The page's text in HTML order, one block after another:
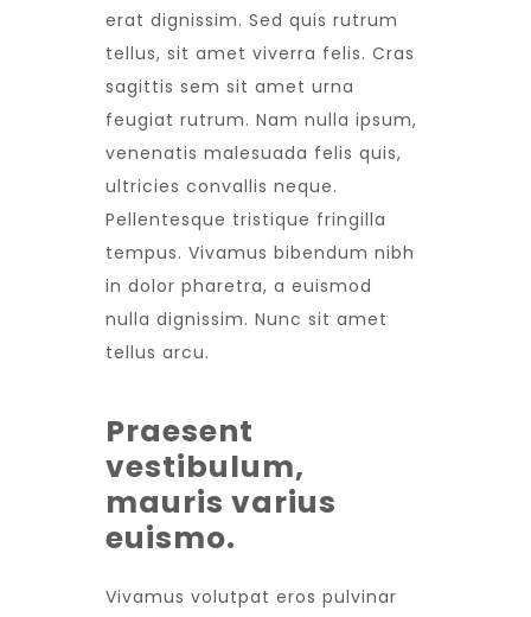
erat dignissim. Sed quis rutrum
tellus, sit amet viverra felis. Cras
sagittis sem sit amet urna
feugiat rutrum. Nam nulla ipsum,
venenatis malesuada felis quis,
ultricies convallis neque.
Pellentesque tristique fringilla
tempus. Vivamus bibendum nibh
in dolor pharetra, a euismod
nulla dignissim. Nunc sit amet
tellus arcu.
Praesent
vestibulum,
mauris varius
euismo.
Vivamus volutpat eros pulvinar